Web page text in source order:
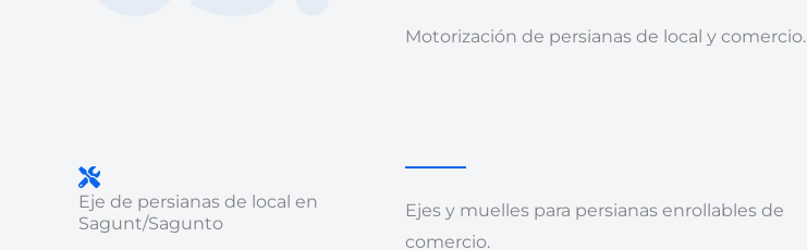
Motorización de persianas de local y comercio.
Eje de persianas de local en
Sagunt/Sagunto
Ejes y muelles para persianas enrollables de
comercio.